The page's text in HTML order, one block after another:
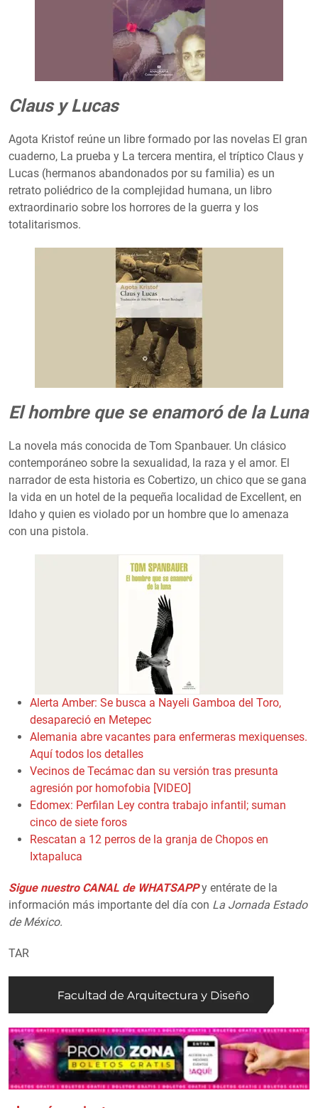
Claus y Lucas
Agota Kristof reúne un libre formado por las novelas El gran
cuaderno, La prueba y La tercera mentira, el tríptico Claus y
Lucas (hermanos abandonados por su familia) es un
retrato poliédrico de la complejidad humana, un libro
extraordinario sobre los horrores de la guerra y los
totalitarismos.
El hombre que se enamoró de la Luna
La novela más conocida de Tom Spanbauer. Un clásico
contemporáneo sobre la sexualidad, la raza y el amor. El
narrador de esta historia es Cobertizo, un chico que se gana
la vida en un hotel de la pequeña localidad de Excellent, en
Idaho y quien es violado por un hombre que lo amenaza
con una pistola.
Alerta Amber: Se busca a Nayeli Gamboa del Toro,
desapareció en Metepec
Alemania abre vacantes para enfermeras mexiquenses.
Aquí todos los detalles
Vecinos de Tecámac dan su versión tras presunta
agresión por homofobia [VIDEO]
Edomex: Perfilan Ley contra trabajo infantil; suman
cinco de siete foros
Rescatan a 12 perros de la granja de Chopos en
Ixtapaluca
Sigue nuestro CANAL de WHATSAPP y entérate de la
información más importante del día con La Jornada Estado
de México.
TAR